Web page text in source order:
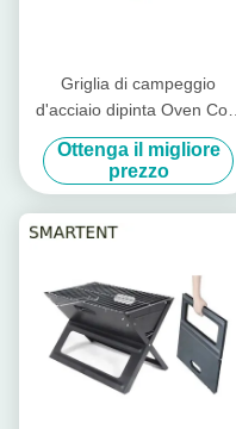
Griglia di campeggio
d'acciaio dipinta Oven Cool
Camping Accessories
EN1860 del barbecue
Ottenga il migliore
prezzo